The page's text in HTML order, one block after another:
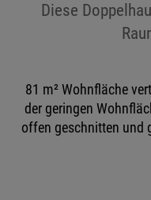
Diese
81 m² Wohnfläche
der geringen
offen geschnitten und